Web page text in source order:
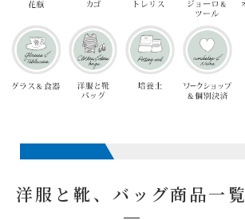
洋服と靴、バッグ商品一覧